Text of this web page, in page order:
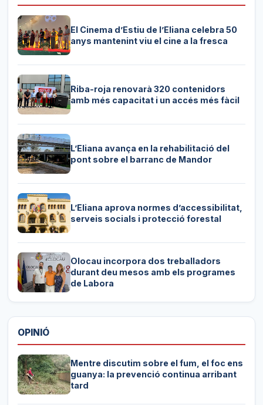
El Cinema d’Estiu de l’Eliana celebra 50
anys mantenint viu el cine a la fresca
Riba-roja renovarà 320 contenidors
amb més capacitat i un accés més fàcil
L’Eliana avança en la rehabilitació del
pont sobre el barranc de Mandor
L’Eliana aprova normes d’accessibilitat,
serveis socials i protecció forestal
Olocau incorpora dos treballadors
durant deu mesos amb els programes
de Labora
OPINIÓ
Mentre discutim sobre el fum, el foc ens
guanya: la prevenció continua arribant
tard